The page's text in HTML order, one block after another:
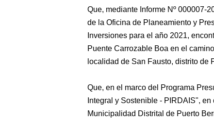
Que, mediante Informe Nº 000007-
de la Oficina de Planeamiento y
Inversiones para el año 2021,
Puente Carrozable Boa en el
localidad de San Fausto, distrito de
Que, en el marco del Programa
Integral y Sostenible - PIRDAIS",
Municipalidad Distrital de Puerto